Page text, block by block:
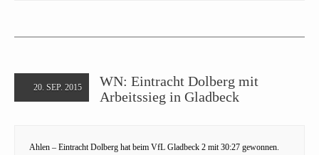
20. SEP. 2015
WN: Eintracht Dolberg mit
Arbeitssieg in Gladbeck
Ahlen – Eintracht Dolberg hat beim VfL Gladbeck 2 mit 30:27 gewonnen.